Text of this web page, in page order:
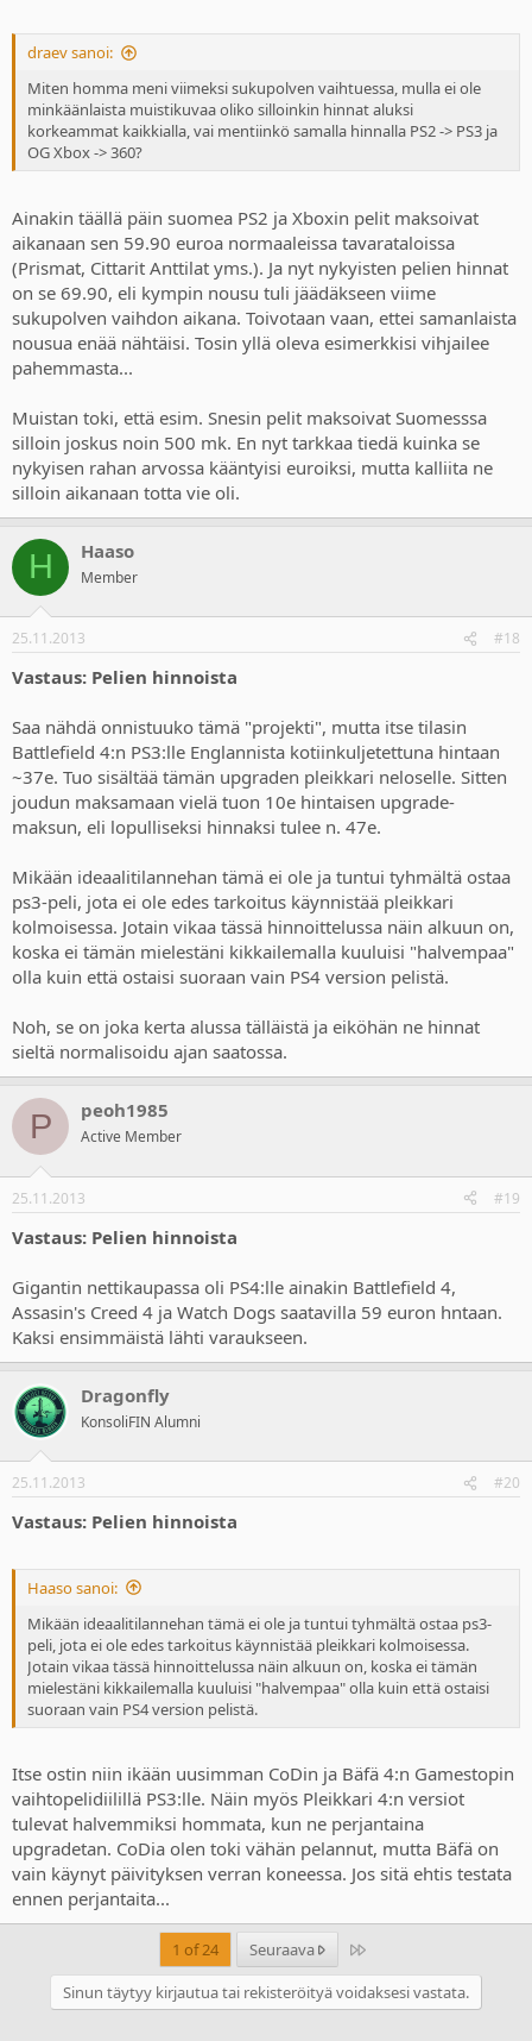
draev sanoi:
Miten homma meni viimeksi sukupolven vaihtuessa, mulla ei ole
minkäänlaista muistikuvaa oliko silloinkin hinnat aluksi
korkeammat kaikkialla, vai mentiinkö samalla hinnalla PS2 -> PS3 ja
OG Xbox -> 360?
Ainakin täällä päin suomea PS2 ja Xboxin pelit maksoivat
aikanaan sen 59.90 euroa normaaleissa tavarataloissa
(Prismat, Cittarit Anttilat yms.). Ja nyt nykyisten pelien hinnat
on se 69.90, eli kympin nousu tuli jäädäkseen viime
sukupolven vaihdon aikana. Toivotaan vaan, ettei samanlaista
nousua enää nähtäisi. Tosin yllä oleva esimerkkisi vihjailee
pahemmasta...
Muistan toki, että esim. Snesin pelit maksoivat Suomesssa
silloin joskus noin 500 mk. En nyt tarkkaa tiedä kuinka se
nykyisen rahan arvossa kääntyisi euroiksi, mutta kalliita ne
silloin aikanaan totta vie oli.
H Haaso
Member
25.11.2013 #18
Vastaus: Pelien hinnoista
Saa nähdä onnistuuko tämä "projekti", mutta itse tilasin
Battlefield 4:n PS3:lle Englannista kotiinkuljetettuna hintaan
~37e. Tuo sisältää tämän upgraden pleikkari neloselle. Sitten
joudun maksamaan vielä tuon 10e hintaisen upgrade-
maksun, eli lopulliseksi hinnaksi tulee n. 47e.
Mikään ideaalitilannehan tämä ei ole ja tuntui tyhmältä ostaa
ps3-peli, jota ei ole edes tarkoitus käynnistää pleikkari
kolmoisessa. Jotain vikaa tässä hinnoittelussa näin alkuun on,
koska ei tämän mielestäni kikkailemalla kuuluisi "halvempaa"
olla kuin että ostaisi suoraan vain PS4 version pelistä.
Noh, se on joka kerta alussa tälläistä ja eiköhän ne hinnat
sieltä normalisoidu ajan saatossa.
P peoh1985
Active Member
25.11.2013 #19
Vastaus: Pelien hinnoista
Gigantin nettikaupassa oli PS4:lle ainakin Battlefield 4,
Assasin's Creed 4 ja Watch Dogs saatavilla 59 euron hntaan.
Kaksi ensimmäistä lähti varaukseen.
Dragonfly
KonsoliFIN Alumni
25.11.2013 #20
Vastaus: Pelien hinnoista
Haaso sanoi:
Mikään ideaalitilannehan tämä ei ole ja tuntui tyhmältä ostaa ps3-
peli, jota ei ole edes tarkoitus käynnistää pleikkari kolmoisessa.
Jotain vikaa tässä hinnoittelussa näin alkuun on, koska ei tämän
mielestäni kikkailemalla kuuluisi "halvempaa" olla kuin että ostaisi
suoraan vain PS4 version pelistä.
Itse ostin niin ikään uusimman CoDin ja Bäfä 4:n Gamestopin
vaihtopelidiilillä PS3:lle. Näin myös Pleikkari 4:n versiot
tulevat halvemmiksi hommata, kun ne perjantaina
upgradetan. CoDia olen toki vähän pelannut, mutta Bäfä on
vain käynyt päivityksen verran koneessa. Jos sitä ehtis testata
ennen perjantaita...
1 of 24 Seuraava Last
Sinun täytyy kirjautua tai rekisteröityä voidaksesi vastata.